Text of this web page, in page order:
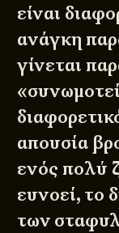
είναι
ανάγκη
γίνεται
απουσία
ενός πολύ
ευνοεί, το
των